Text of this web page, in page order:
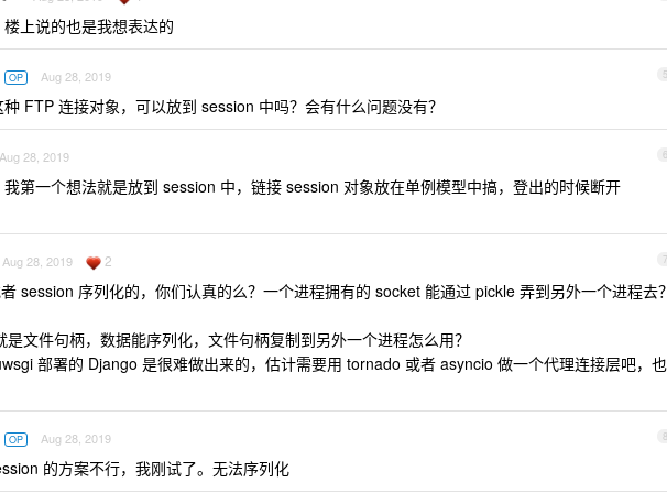
楼上说的也是我想表达的
5
OP Aug 28, 2019
FTP 连接对象，可以放到 session 中吗？会有什么问题没有？
6
Aug 28, 2019
我第一个想法就是放到 session 中，链接 session 对象放在单例模型中搞，登出的时候断开
7
Aug 28, 2019 2
session 序列化的，你们认真的么？一个进程拥有的 socket 能通过 pickle 弄到另外一个进程去？
是文件句柄，数据能序列化，文件句柄复制到另外一个进程怎么用？
部署的 Django 是很难做出来的，估计需要用 tornado 或者 asyncio 做一个代理连接层吧，也
8
OP Aug 28, 2019
的方案不行，我刚试了。无法序列化